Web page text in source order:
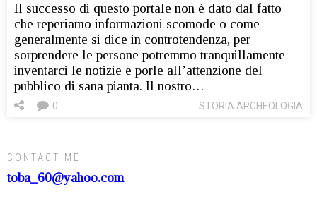
Il successo di questo portale non è dato dal fatto
che reperiamo informazioni scomode o come
generalmente si dice in controtendenza, per
sorprendere le persone potremmo tranquillamente
inventarci le notizie e porle all’attenzione del
pubblico di sana pianta. Il nostro…
STORIA ARCHEOLOGIA
0
CONTACT ME
toba_60@yahoo.com